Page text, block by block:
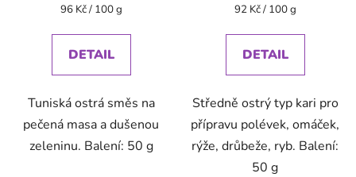
Měrná
96 Kč / 100 g
DETAIL
Tuniská ostrá směs na
pečená masa a dušenou
zeleninu. Balení: 50 g
Měrná
92 Kč / 100 g
DETAIL
Středně ostrý typ kari pro
přípravu polévek, omáček,
rýže, drůbeže, ryb. Balení:
50 g